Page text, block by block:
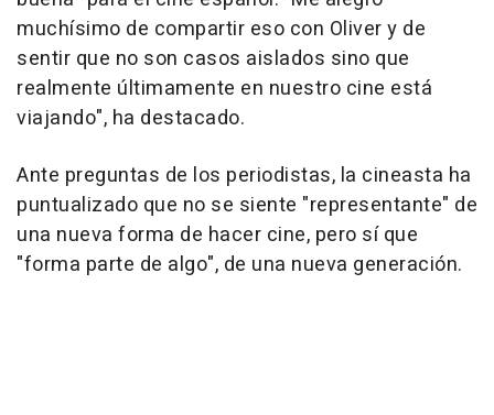
muchísimo de compartir eso con Oliver y de
sentir que no son casos aislados sino que
realmente últimamente en nuestro cine está
viajando", ha destacado.
Ante preguntas de los periodistas, la cineasta ha
puntualizado que no se siente "representante" de
una nueva forma de hacer cine, pero sí que
"forma parte de algo", de una nueva generación.